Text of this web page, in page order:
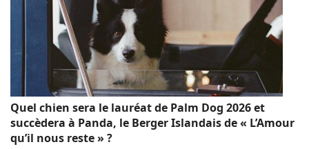
Quel chien sera le lauréat de Palm Dog 2026 et
succèdera à Panda, le Berger Islandais de « L’Amour
qu’il nous reste » ?